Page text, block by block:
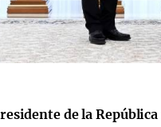
宪法改革
de la